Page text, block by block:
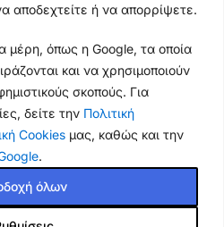
αποδεχτείτε ή να απορρίψετε.
μέρη, όπως η Google, τα οποία
και να χρησιμοποιούν
σκοπούς. Για
δείτε την Πολιτική
Cookies μας, καθώς και την
.
όλων
Shop.